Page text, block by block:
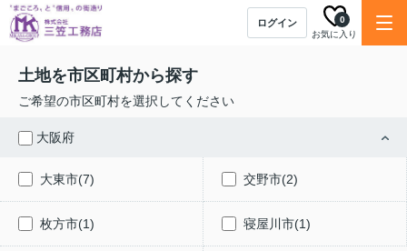
ログイン
お気に入り
0
土地を市区町村から探す
ご希望の市区町村を選択してください
大阪府
大東市(7) 交野市(2)
枚方市(1) 寝屋川市(1)